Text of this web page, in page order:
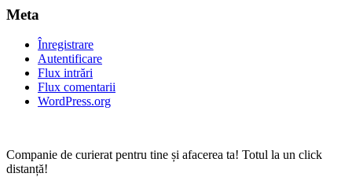
Meta
Înregistrare
Autentificare
Flux intrări
Flux comentarii
WordPress.org
Companie de curierat pentru tine și afacerea ta! Totul la un click
distanță!